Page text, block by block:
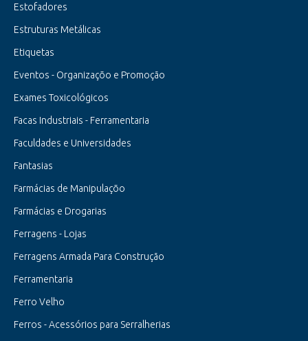
Estofadores
Estruturas Metálicas
Etiquetas
Eventos - Organizaçõo e Promoção
Exames Toxicológicos
Facas Industriais - Ferramentaria
Faculdades e Universidades
Fantasias
Farmácias de Manipulaçõo
Farmácias e Drogarias
Ferragens - Lojas
Ferragens Armada Para Construção
Ferramentaria
Ferro Velho
Ferros - Acessórios para Serralherias